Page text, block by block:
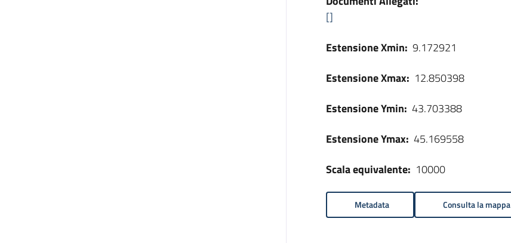
[]
Estensione Xmin: 9.172921
Estensione Xmax: 12.850398
Estensione Ymin: 43.703388
Estensione Ymax: 45.169558
Scala equivalente: 10000
Metadata Consulta la mappa